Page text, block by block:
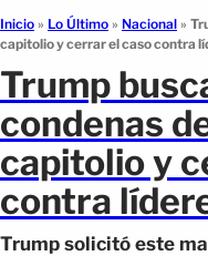
Inicio » Lo Último » Nacional »
capitolio y cerrar el caso contra
Trump
condenas
capitolio y
contra
Trump solicitó este